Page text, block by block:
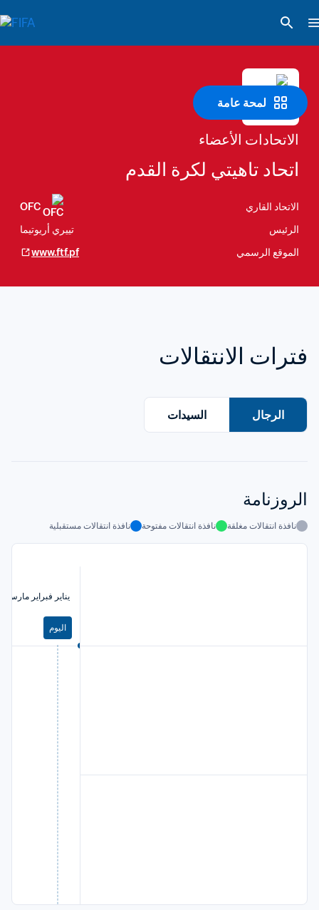
لمحة عامة
الاتحادات الأعضاء
اتحاد تاهيتي لكرة القدم
الاتحاد القاري
OFC
الرئيس
تييري أريوتيما
الموقع الرسمي
www.ftf.pf
فترات الانتقالات
الرجال السيدات
الروزنامة
نافذة انتقالات مغلقة نافذة انتقالات مفتوحة نافذة انتقالات مستقبلية
يناير فبراير مارس
اليوم